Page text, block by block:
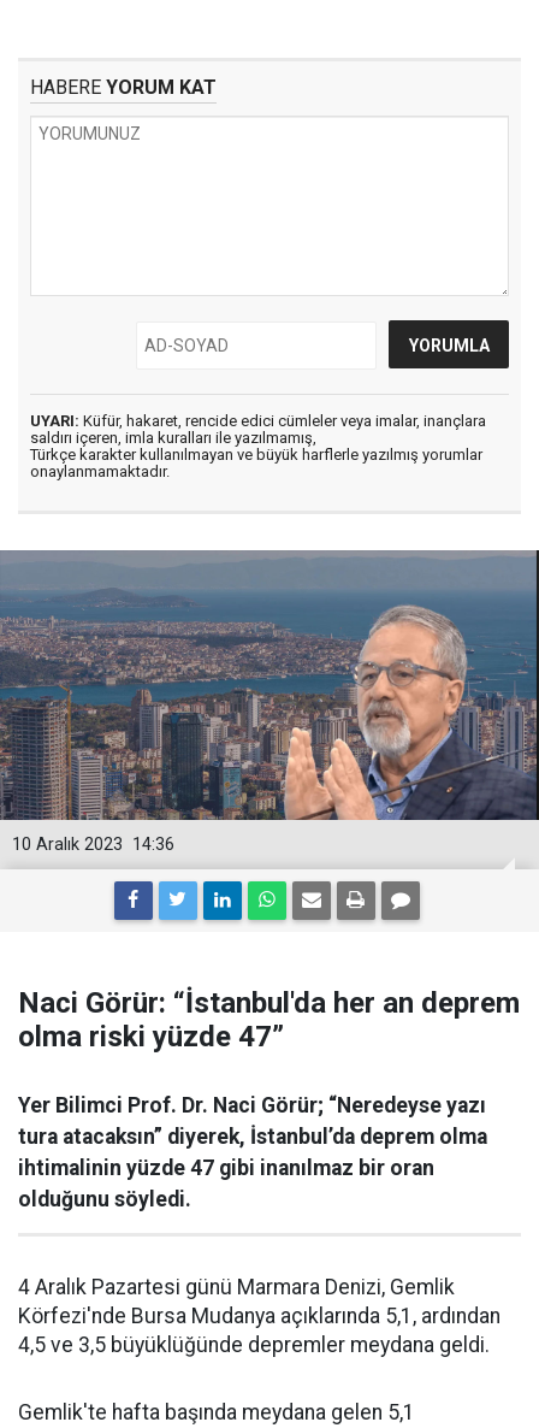
HABERE YORUM KAT
UYARI: Küfür, hakaret, rencide edici cümleler veya imalar, inançlara
saldırı içeren, imla kuralları ile yazılmamış,
Türkçe karakter kullanılmayan ve büyük harflerle yazılmış yorumlar
onaylanmamaktadır.
14:36
10 Aralık 2023
Naci Görür: “İstanbul'da her an deprem
olma riski yüzde 47”
Yer Bilimci Prof. Dr. Naci Görür; “Neredeyse yazı
tura atacaksın” diyerek, İstanbul’da deprem olma
ihtimalinin yüzde 47 gibi inanılmaz bir oran
olduğunu söyledi.
4 Aralık Pazartesi günü Marmara Denizi, Gemlik
Körfezi'nde Bursa Mudanya açıklarında 5,1, ardından
4,5 ve 3,5 büyüklüğünde depremler meydana geldi.
Gemlik'te hafta başında meydana gelen 5,1